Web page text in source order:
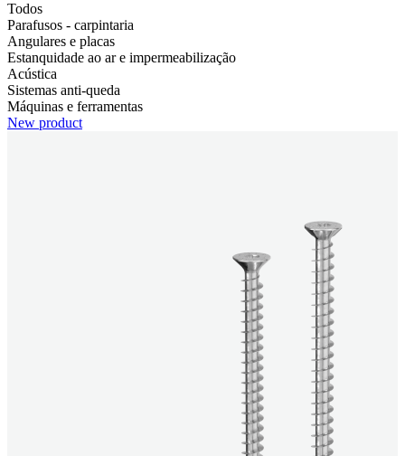
Todos
Parafusos - carpintaria
Angulares e placas
Estanquidade ao ar e impermeabilização
Acústica
Sistemas anti-queda
Máquinas e ferramentas
New product